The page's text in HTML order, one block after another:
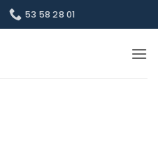
53 58 28 01